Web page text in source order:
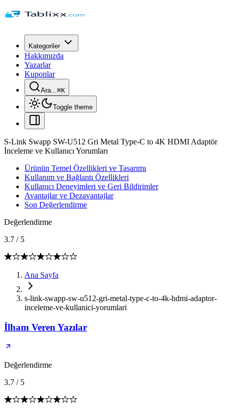
Kategoriler
Hakkımızda
Yazarlar
Kuponlar
Ara...⌘K
Toggle theme
S-Link Swapp SW-U512 Gri Metal Type-C to 4K HDMI Adaptör
İnceleme ve Kullanıcı Yorumları
Ürünün Temel Özellikleri ve Tasarımı
Kullanım ve Bağlantı Özellikleri
Kullanıcı Deneyimleri ve Geri Bildirimler
Avantajlar ve Dezavantajlar
Son Değerlendirme
Değerlendirme
3.7 / 5
Ana Sayfa
s-link-swapp-sw-u512-gri-metal-type-c-to-4k-hdmi-adaptor-
inceleme-ve-kullanici-yorumlari
İlham Veren Yazılar
Değerlendirme
3.7 / 5